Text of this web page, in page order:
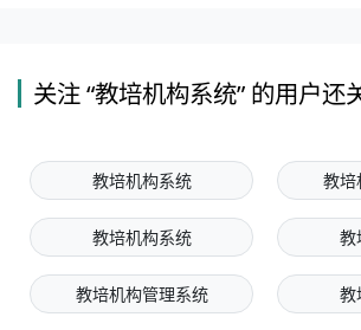
关注 “教培机构系统” 的用户还
教培机构系统 教培
教培机构系统 教
教培机构管理系统 教